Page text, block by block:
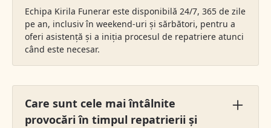
Echipa Kirila Funerar este disponibilă 24/7, 365 de zile
pe an, inclusiv în weekend-uri și sărbători, pentru a
oferi asistență și a iniția procesul de repatriere atunci
când este necesar.
Care sunt cele mai întâlnite
provocări în timpul repatrierii și